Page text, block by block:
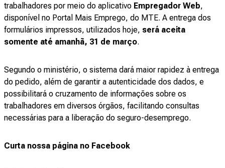
trabalhadores por meio do aplicativo Empregador Web,
disponível no Portal Mais Emprego, do MTE. A entrega dos
formulários impressos, utilizados hoje, será aceita
somente até amanhã, 31 de março.
Segundo o ministério, o sistema dará maior rapidez à entrega
do pedido, além de garantir a autenticidade dos dados, e
possibilitará o cruzamento de informações sobre os
trabalhadores em diversos órgãos, facilitando consultas
necessárias para a liberação do seguro-desemprego.
Curta nossa página no Facebook